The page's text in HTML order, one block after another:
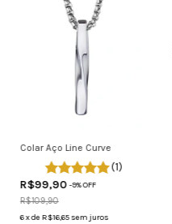
Colar Aço Line Curve
(1)
R$99,90-9% OFF
R$109,90
6xdeR$16,65sem juros